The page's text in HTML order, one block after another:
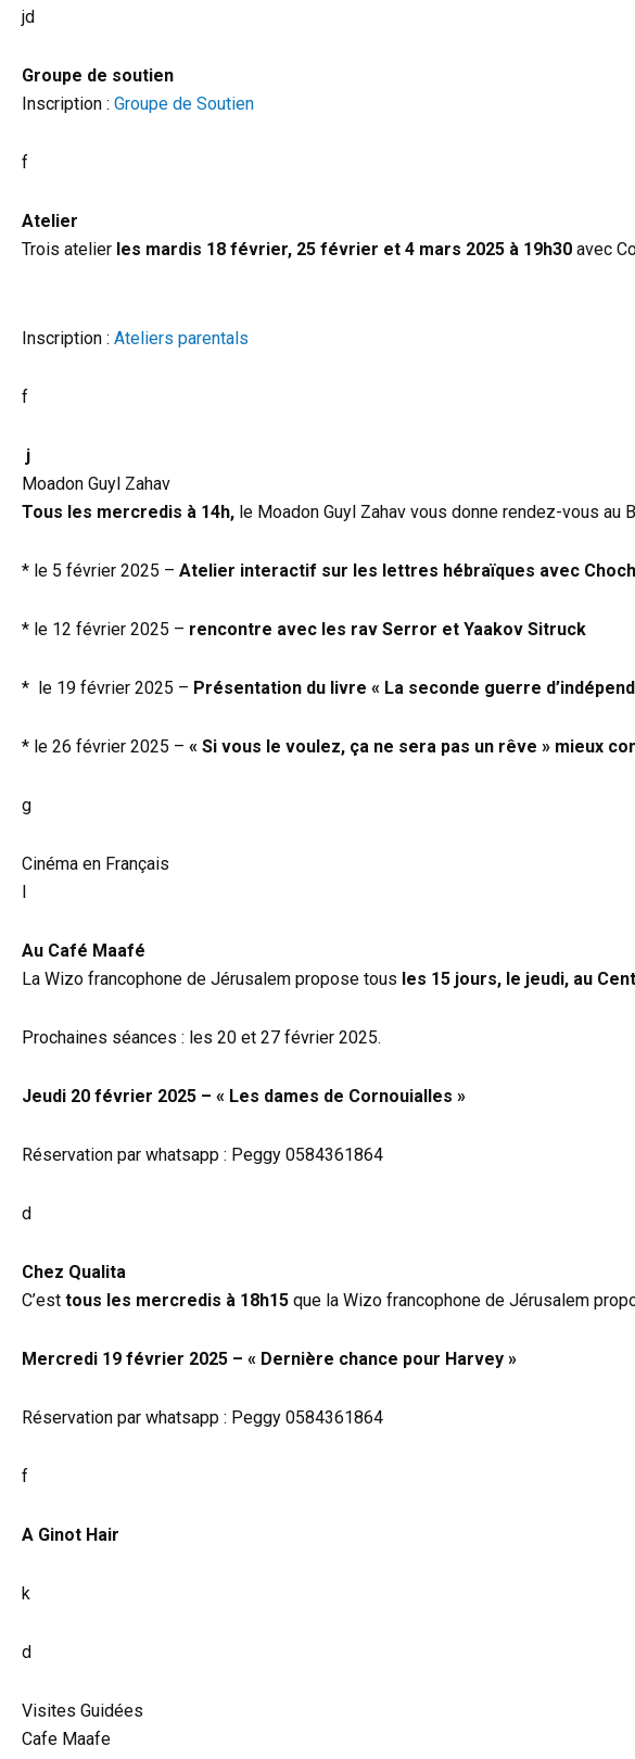
jd
Groupe de soutien
Inscription : Groupe de Soutien
f
Atelier
Trois atelier les mardis 18 février, 25 février et 4 mars 2025 à 19h30 avec
Inscription : Ateliers parentals
f
j
Moadon Guyl Zahav
Tous les mercredis à 14h, le Moadon Guyl Zahav vous donne rendez-vous
* le 5 février 2025 – Atelier interactif sur les lettres hébraïques avec
* le 12 février 2025 – rencontre avec les rav Serror et Yaakov Sitruck
* le 19 février 2025 – Présentation du livre « La seconde guerre
* le 26 février 2025 – « Si vous le voulez, ça ne sera pas un rêve » mieux
g
Cinéma en Français
l
Au Café Maafé
La Wizo francophone de Jérusalem propose tous les 15 jours, le jeudi, au
Prochaines séances : les 20 et 27 février 2025.
Jeudi 20 février 2025 – « Les dames de Cornouialles »
Réservation par whatsapp : Peggy 0584361864
d
Chez Qualita
C’est tous les mercredis à 18h15 que la Wizo francophone de Jérusalem
Mercredi 19 février 2025 – « Dernière chance pour Harvey »
Réservation par whatsapp : Peggy 0584361864
f
A Ginot Hair
k
d
Visites Guidées
Cafe Maafe